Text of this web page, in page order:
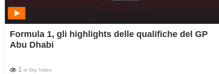
Formula 1, gli highlights delle qualifiche del GP
Abu Dhabi
1 di Sky Video